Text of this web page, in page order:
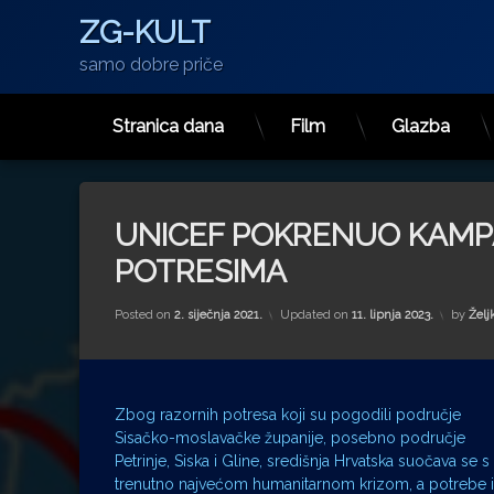
Preskoči
ZG-KULT
samo dobre priče
Stranica dana Film Glazba
UNICEF POKRENUO
POTRESIMA
Posted on 2. siječnja 2021. Updated on 11. lipnja 2023. by
Zbog razornih potresa koji su pogodili područje
Sisačko-moslavačke županije, posebno područje
Petrinje, Siska i Gline, središnja Hrvatska suočava se s
trenutno najvećom humanitarnom krizom, a potrebe i